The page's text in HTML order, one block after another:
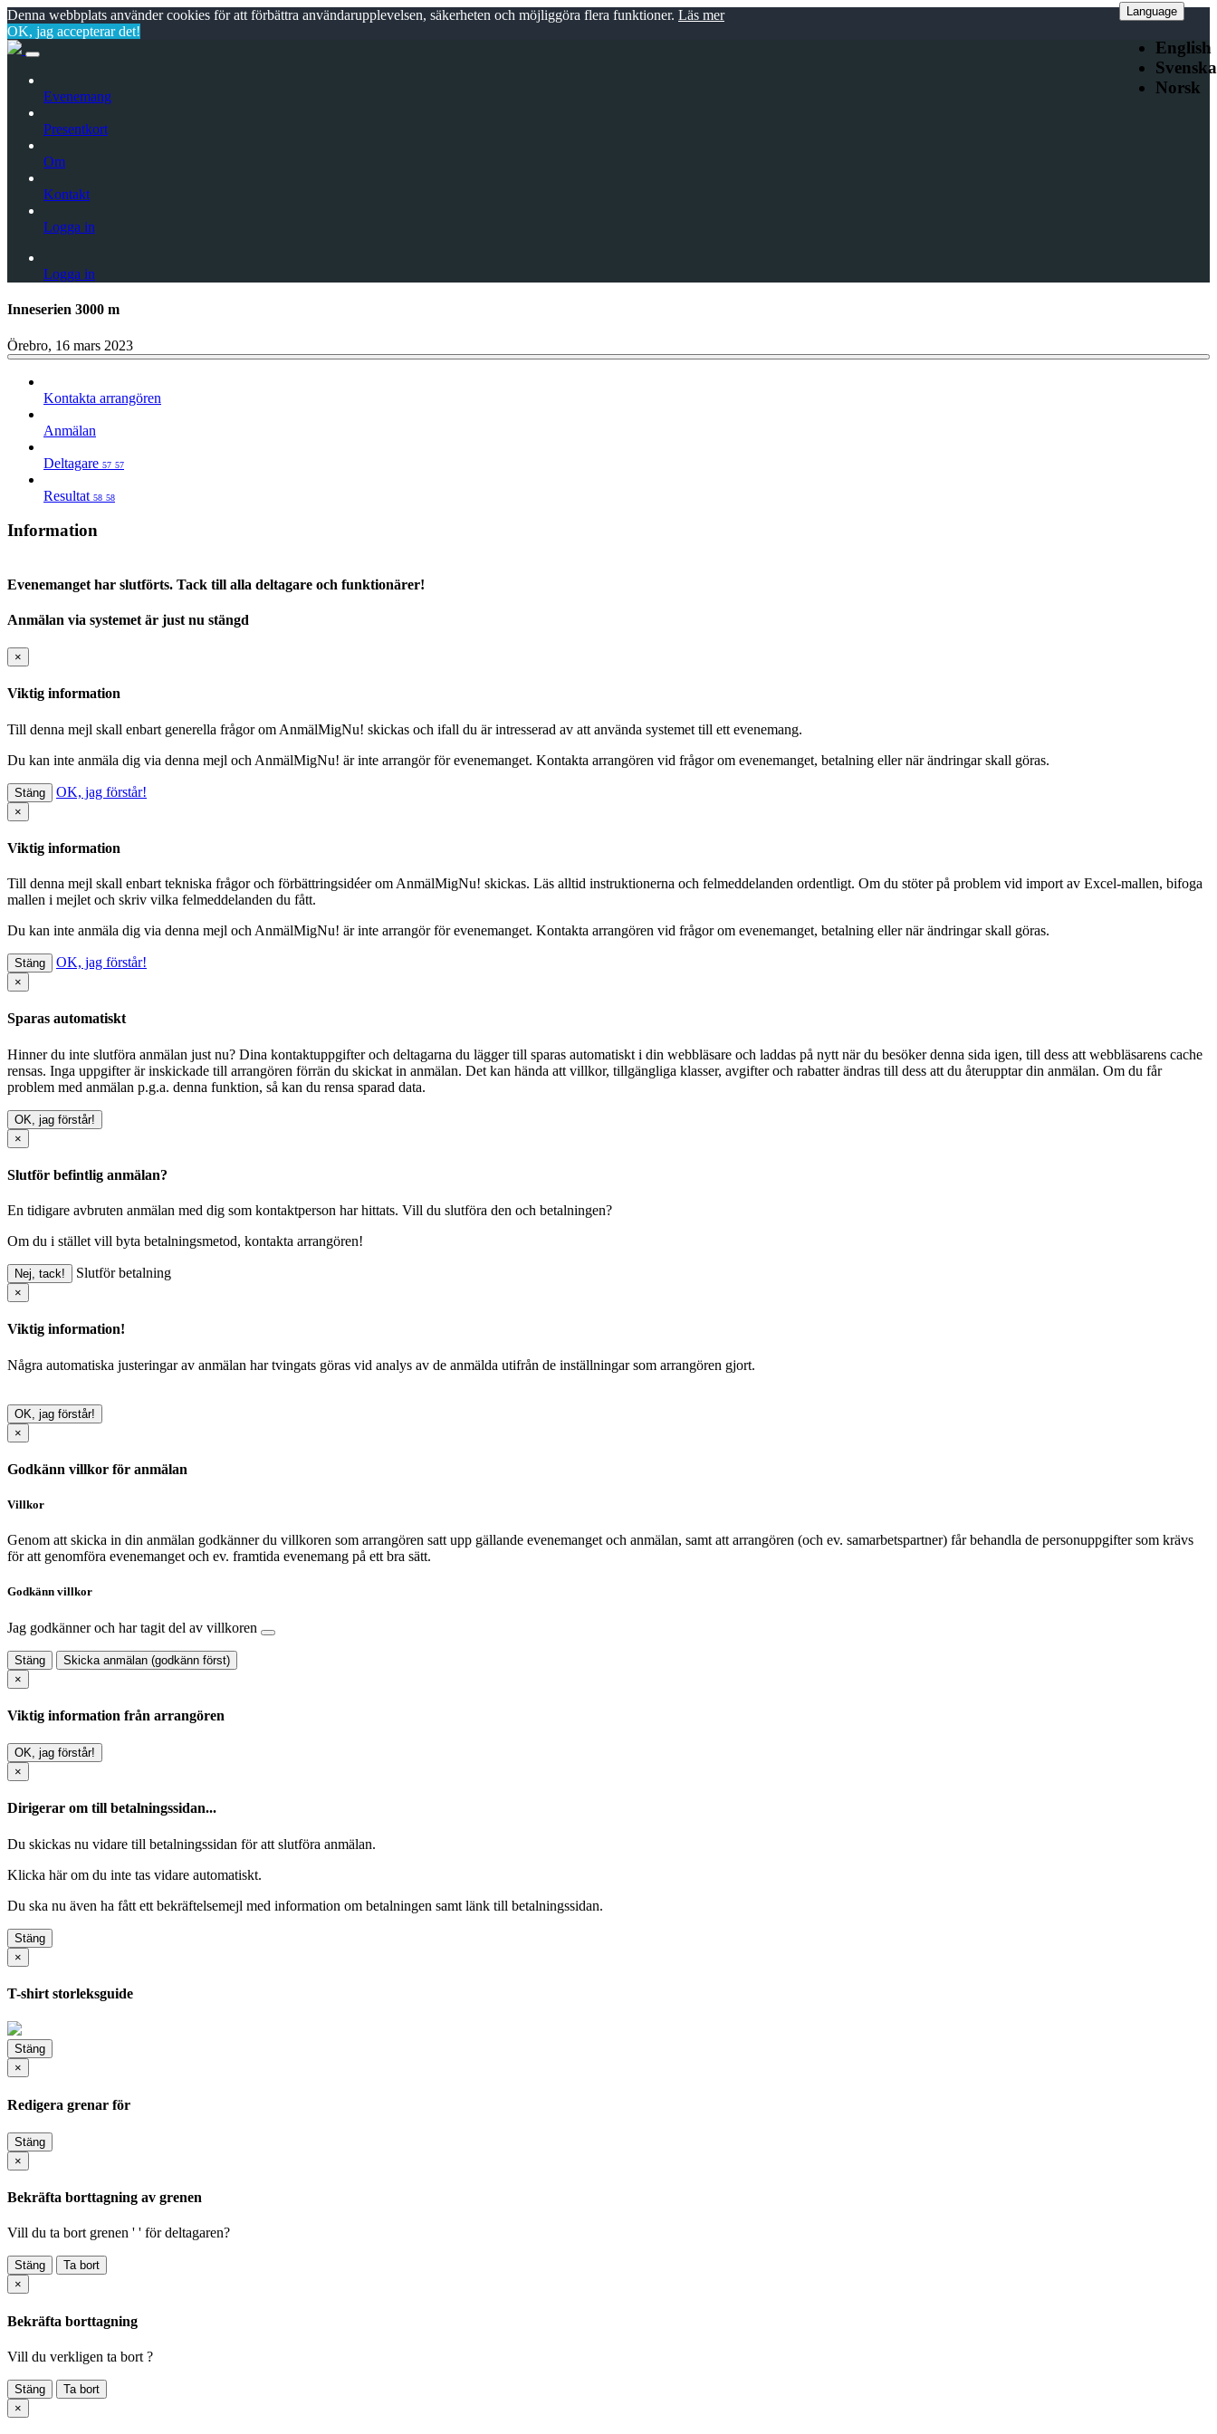
Denna webbplats använder cookies för att förbättra användarupplevelsen, säkerheten och möjliggöra flera funktioner. Läs mer
OK, jag accepterar det!
Evenemang
Presentkort
Om
Kontakt
Logga in
Logga in
Inneserien 3000 m
Örebro, 16 mars 2023
Kontakta arrangören
Anmälan
Deltagare 57 57
Resultat 58 58
Information
Language
English
Svenska
Norsk
Evenemanget har slutförts. Tack till alla deltagare och funktionärer!
Anmälan via systemet är just nu stängd
×
Viktig information
Till denna mejl skall enbart generella frågor om AnmälMigNu! skickas och ifall du är intresserad av att använda systemet till ett evenemang.
Du kan inte anmäla dig via denna mejl och AnmälMigNu! är inte arrangör för evenemanget. Kontakta arrangören vid frågor om evenemanget, betalning eller när ändringar skall göras.
Stäng OK, jag förstår!
×
Viktig information
Till denna mejl skall enbart tekniska frågor och förbättringsidéer om AnmälMigNu! skickas. Läs alltid instruktionerna och felmeddelanden ordentligt. Om du stöter på problem vid import av Excel-mallen, bifoga
mallen i mejlet och skriv vilka felmeddelanden du fått.
Du kan inte anmäla dig via denna mejl och AnmälMigNu! är inte arrangör för evenemanget. Kontakta arrangören vid frågor om evenemanget, betalning eller när ändringar skall göras.
Stäng OK, jag förstår!
×
Sparas automatiskt
Hinner du inte slutföra anmälan just nu? Dina kontaktuppgifter och deltagarna du lägger till sparas automatiskt i din webbläsare och laddas på nytt när du besöker denna sida igen, till dess att webbläsarens cache
rensas. Inga uppgifter är inskickade till arrangören förrän du skickat in anmälan. Det kan hända att villkor, tillgängliga klasser, avgifter och rabatter ändras till dess att du återupptar din anmälan. Om du får
problem med anmälan p.g.a. denna funktion, så kan du rensa sparad data.
OK, jag förstår!
×
Slutför befintlig anmälan?
En tidigare avbruten anmälan med dig som kontaktperson har hittats. Vill du slutföra den och betalningen?
Om du i stället vill byta betalningsmetod, kontakta arrangören!
Nej, tack! Slutför betalning
×
Viktig information!
Några automatiska justeringar av anmälan har tvingats göras vid analys av de anmälda utifrån de inställningar som arrangören gjort.
OK, jag förstår!
×
Godkänn villkor för anmälan
Villkor
Genom att skicka in din anmälan godkänner du villkoren som arrangören satt upp gällande evenemanget och anmälan, samt att arrangören (och ev. samarbetspartner) får behandla de personuppgifter som krävs
för att genomföra evenemanget och ev. framtida evenemang på ett bra sätt.
Godkänn villkor
Jag godkänner och har tagit del av villkoren
Stäng
Skicka anmälan (godkänn först)
×
Viktig information från arrangören
OK, jag förstår!
×
Dirigerar om till betalningssidan...
Du skickas nu vidare till betalningssidan för att slutföra anmälan.
Klicka härom du inte tas vidare automatiskt.
Du ska nu även ha fått ett bekräftelsemejl med information om betalningen samt länk till betalningssidan.
Stäng
×
T-shirt storleksguide
Stäng
×
Redigera grenar för
Stäng
×
Bekräfta borttagning av grenen
Vill du ta bort grenen ' ' för deltagaren?
Stäng
Ta bort
×
Bekräfta borttagning
Vill du verkligen ta bort ?
Stäng
Ta bort
×